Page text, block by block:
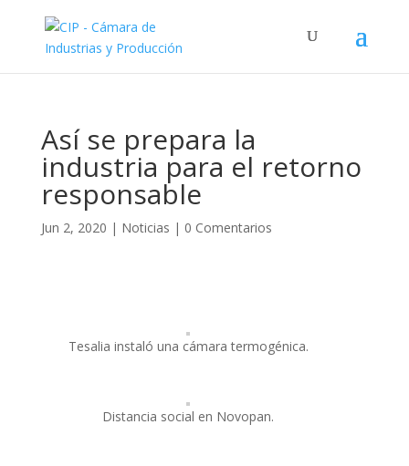
Así se prepara la
industria para el retorno
responsable
Jun 2, 2020 | Noticias | 0 Comentarios
Tesalia instaló una cámara termogénica.
Distancia social en Novopan.